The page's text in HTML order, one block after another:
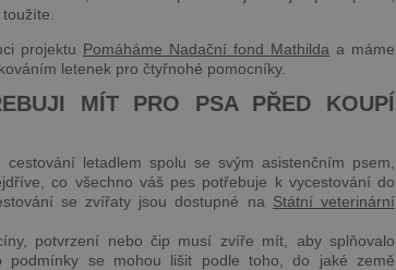
projektu Pomáháme Nadační fond Mathilda a máme
letenek pro čtyřnohé pomocníky.
MÍT PRO PSA PŘED KOUPÍ
letadlem spolu se svým asistenčním psem,
co všechno váš pes potřebuje k vycestování do
se zvířaty jsou dostupné na Státní veterinární
potvrzení nebo čip musí zvíře mít, aby splňovalo
podmínky se mohou lišit podle toho, do jaké země